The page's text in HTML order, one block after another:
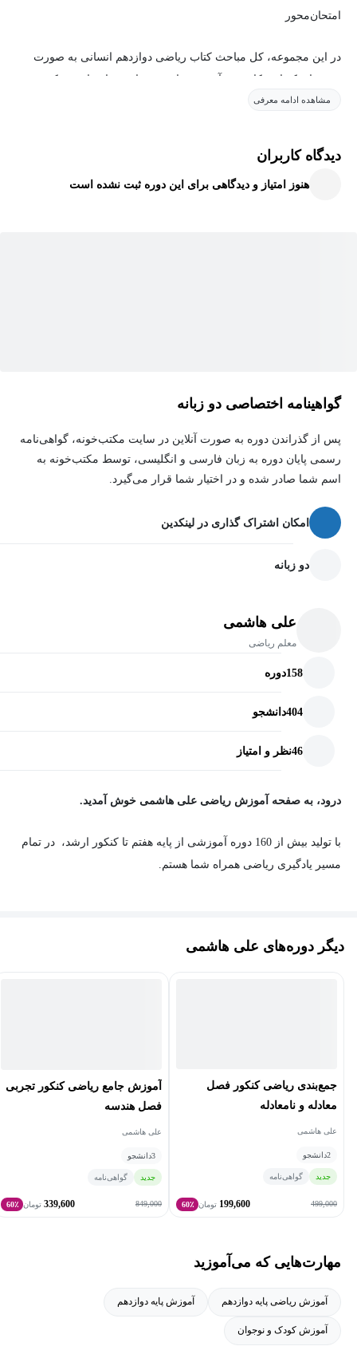
امتحان‌محور
در این مجموعه، کل مباحث کتاب ریاضی دوازدهم انسانی به صورت
ویدیوهای کوتاه و کاربردی آموزش داده شده است تا بتوانید در کمترین
زمان، مهم‌ترین نکات هر فصل را یاد بگیرید و برای امتحانات و جمع‌بندی
این دوره شامل آموزش مفهومی، بررسی نکات کلیدی، حل نمونه
سوالات پرتکرار و ارائه روش‌های سریع حل مسائل است. تمامی
مشاهده ادامه معرفی
دیدگاه کاربران
هنوز امتیاز و دیدگاهی برای این دوره ثبت نشده است
گواهینامه اختصاصی دو زبانه
پس از گذراندن دوره به صورت آنلاین در سایت مکتب‌خونه، گواهی‌نامه
رسمی پایان دوره به زبان فارسی و انگلیسی، توسط مکتب‌خونه به
اسم شما صادر شده و در اختیار شما قرار می‌گیرد.
امکان اشتراک گذاری در لینکدین
دو زبانه
علی هاشمی
معلم ریاضی
158دوره
404دانشجو
46نظر و امتیاز
درود، به صفحه آموزش ریاضی علی هاشمی خوش آمدید.
با تولید بیش از 160 دوره آموزشی از پایه هفتم تا کنکور ارشد، در تمام
مسیر یادگیری ریاضی همراه شما هستم.
دیگر دوره‌های علی هاشمی
جمع‌بندی ریاضی کنکور فصل
معادله و نامعادله
علی هاشمی
2دانشجو
جدید گواهی‌نامه
499,000
199,600 تومان 60٪
آموزش جامع ریاضی کنکور تجربی
فصل هندسه
علی هاشمی
3دانشجو
جدید گواهی‌نامه
849,000
339,600 تومان 60٪
مهارت‌هایی که می‌آموزید
آموزش ریاضی پایه دوازدهم آموزش پایه دوازدهم
آموزش کودک و نوجوان